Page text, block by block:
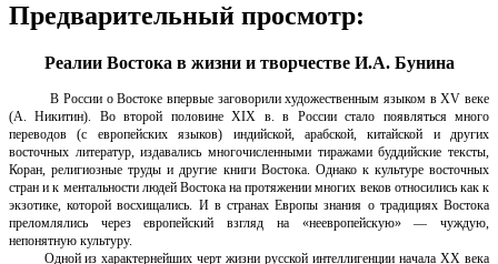
Предварительный просмотр:
Реалии Востока в жизни и творчестве И.А. Бунина
В России о Востоке впервые заговорили художественным языком в XV веке
(А. Никитин). Во второй половине XIX в. в России стало появляться много
переводов (с европейских языков) индийской, арабской, китайской и других
восточных литератур, издавались многочисленными тиражами буддийские тексты,
Коран, религиозные труды и другие книги Востока. Однако к культуре восточных
стран и к ментальности людей Востока на протяжении многих веков относились как к
экзотике, которой восхищались. И в странах Европы знания о традициях Востока
преломлялись через европейский взгляд на «неевропейскую» — чуждую,
непонятную культуру.
Одной из характернейших черт жизни русской интеллигенции начала XX века